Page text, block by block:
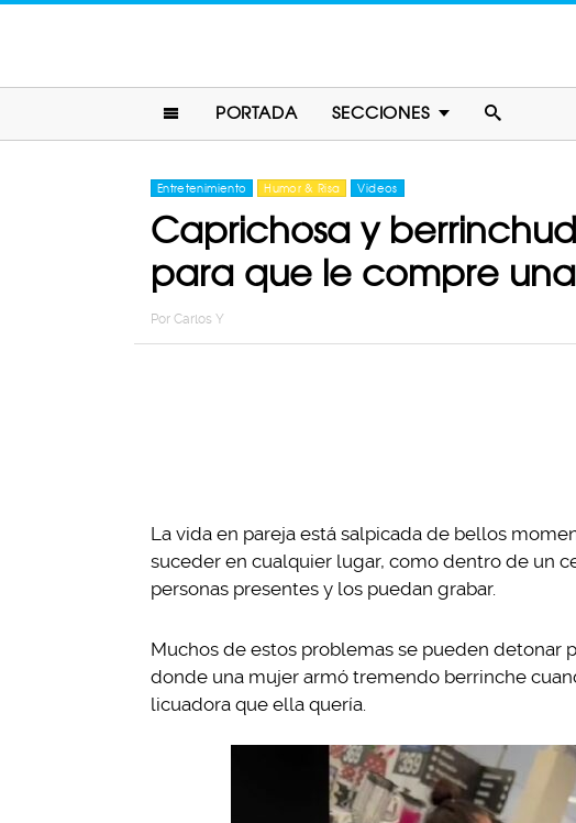
PORTADA SECCIONES
Entretenimiento Humor & Risa Videos
Caprichosa y
para que le compre
Por Carlos Y
La vida en pareja está salpicada de bellos
suceder en cualquier lugar, como dentro de un
personas presentes y los puedan grabar.
Muchos de estos problemas se pueden detonar
donde una mujer armó tremendo berrinche
licuadora que ella quería.